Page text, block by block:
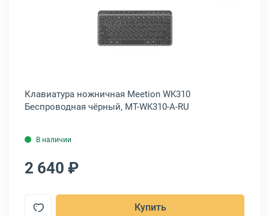
мембранная OKLICK 890S Проводная серый, 1784239
Открыть товар: Клавиатура
Клавиатура ножничная Meetion WK310
Беспроводная чёрный, MT-WK310-A-RU
В наличии
2 640 ₽
Купить